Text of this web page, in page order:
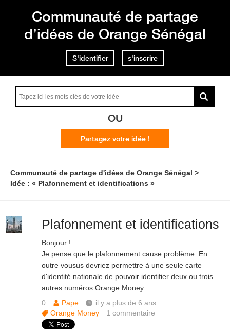
Communauté de partage
d’idées de Orange Sénégal
S'identifier s'inscrire
OU
Partagez votre idée !
Communauté de partage d'idées de Orange Sénégal
Idée : « Plafonnement et identifications »
Plafonnement et identifications
Bonjour !
Je pense que le plafonnement cause problème. En
outre vousus devriez permettre à une seule carte
d'identité nationale de pouvoir identifier deux ou trois
autres numéros Orange Money...
0
Pape
il y a plus de 6 ans
Orange Money
1commentaire